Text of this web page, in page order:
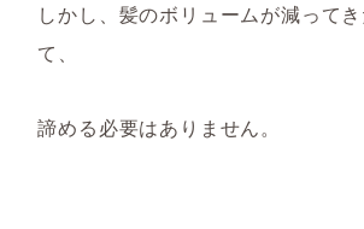
しかし、 髪のボリュームが減って
て、
諦める必要はありません。